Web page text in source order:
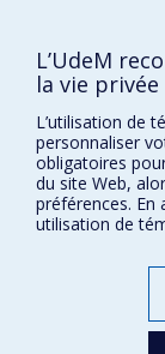
Plan du site
Signaler une erreur
Accessibilité
FACULTÉ DES
Nos départements et
Nos programmes et
L’UdeM
la vie privée
L’utilisation de
personnaliser
obligatoires
du site Web,
préférences.
utilisation de